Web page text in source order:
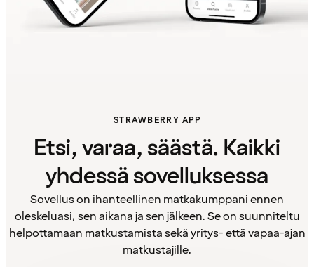
STRAWBERRY APP
Etsi, varaa, säästä. Kaikki
yhdessä sovelluksessa
Sovellus on ihanteellinen matkakumppani ennen
oleskeluasi, sen aikana ja sen jälkeen. Se on suunniteltu
helpottamaan matkustamista sekä yritys- että vapaa-ajan
matkustajille.